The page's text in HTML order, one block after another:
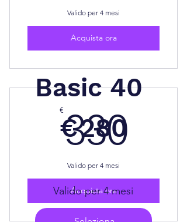
Valido per 4 mesi
Acquista ora
€330
Valido per 4 mesi
Acquista ora
Basic 40
€280
Valido per 4 mesi